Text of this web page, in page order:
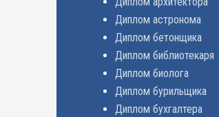
Диплом астронома
Диплом бетонщика
Диплом библиотекаря
Диплом биолога
Диплом бурильщика
Диплом бухгалтера